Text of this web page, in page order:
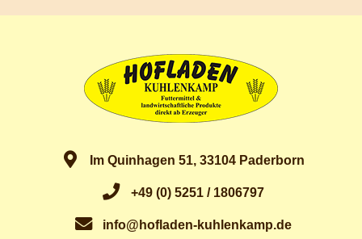
Im Quinhagen 51, 33104 Paderborn
+49 (0) 5251 / 1806797
info@hofladen-kuhlenkamp.de